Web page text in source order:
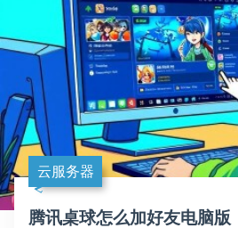
云服务器
腾讯桌球怎么加好友电脑版